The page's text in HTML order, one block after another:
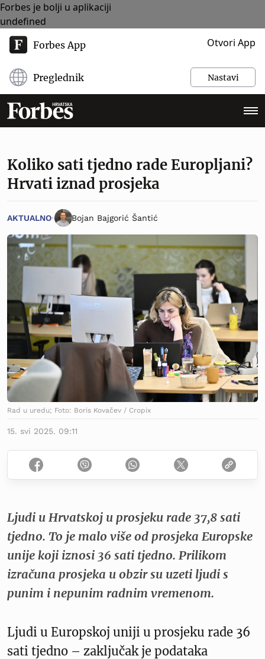
Forbes je bolji u aplikaciji
undefined
Forbes App Otvori App
Preglednik Nastavi
Koliko sati tjedno rade Europljani?
Hrvati iznad prosjeka
AKTUALNO Bojan Bajgorić Šantić
Rad u uredu; Foto: Boris Kovačev / Cropix
15. svi 2025. 09:11
Ljudi u Hrvatskoj u prosjeku rade 37,8 sati
tjedno. To je malo više od prosjeka Europske
unije koji iznosi 36 sati tjedno. Prilikom
izračuna prosjeka u obzir su uzeti ljudi s
punim i nepunim radnim vremenom.
Ljudi u Europskoj uniji u prosjeku rade 36
sati tjedno – zaključak je podataka